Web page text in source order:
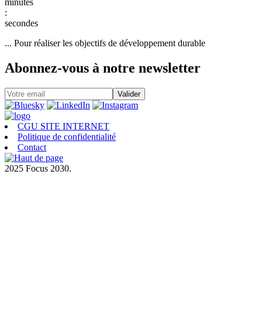
:
... Pour réaliser les objectifs de développement durable
Abonnez-vous à notre newsletter
CGU SITE INTERNET
Politique de confidentialité
Contact
2025 Focus 2030.